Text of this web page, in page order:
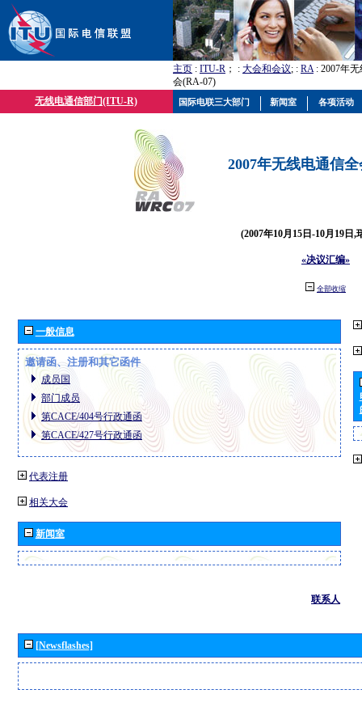
主页 : ITU-R ； : 大会和会议; : RA: 2007年
会(RA-07)
无线电通信部门(ITU-R)
2007年无线电通信
(2007年10月15日-10月19日,
«决议汇编»
全部收缩
一般信息
邀请函、注册和其它函件
成员国
部门成员
第CACE/404号行政通函
第CACE/427号行政通函
代表注册
相关大会
新闻室
联系人
[Newsflashes]
国际电联三大部门 新闻室 各项活动